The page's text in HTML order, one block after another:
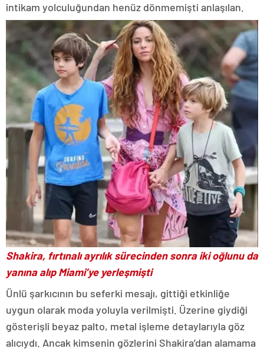
intikam yolculuğundan henüz dönmemişti anlaşılan.
Shakira, fırtınalı ayrılık sürecinden sonra iki oğlunu da
yanına alıp Miami’ye yerleşmişti
Ünlü şarkıcının bu seferki mesajı, gittiği etkinliğe
uygun olarak moda yoluyla verilmişti. Üzerine giydiği
gösterişli beyaz palto, metal işleme detaylarıyla göz
alıcıydı. Ancak kimsenin gözlerini Shakira’dan alamama